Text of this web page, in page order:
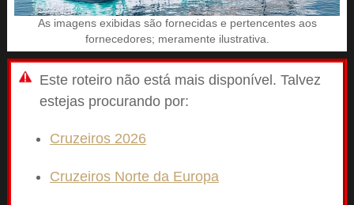
As imagens exibidas são fornecidas e pertencentes aos
fornecedores; meramente ilustrativa.
Este roteiro não está mais disponível. Talvez
estejas procurando por:
Cruzeiros 2026
Cruzeiros Norte da Europa